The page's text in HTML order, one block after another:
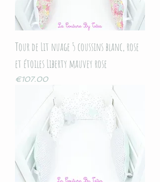
Tour de Lit nuage 5 coussins blanc, rose
et étoiles Liberty mauvey rose
Price
€107.00